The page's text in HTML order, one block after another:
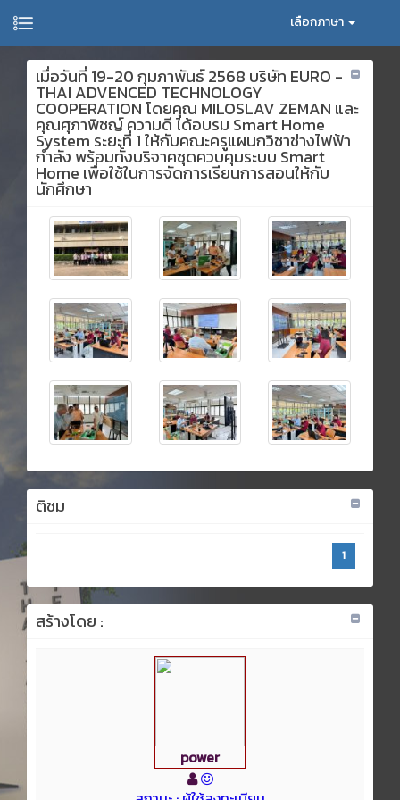
เลือกภาษา
เมื่อวันที่ 19-20 กุมภาพันธ์ 2568 บริษัท EURO -
THAI ADVENCED TECHNOLOGY
COOPERATION โดยคุณ MILOSLAV ZEMAN และ
คุณศุภาพิชญ์ ความดี ได้อบรม Smart Home
System ระยะที่ 1 ให้กับคณะครูแผนกวิชาช่างไฟฟ้า
กำลัง พร้อมทั้งบริจาคชุดควบคุมระบบ Smart
Home เพื่อใช้ในการจัดการเรียนการสอนให้กับ
นักศึกษา
ติชม
1
สร้างโดย :
power